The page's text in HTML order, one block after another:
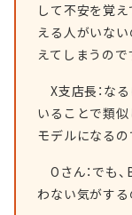
して不安を覚
える人がいな
えてしまうので
X支店長：な
いることで類
モデルになるの
Oさん：でも
わない気がする